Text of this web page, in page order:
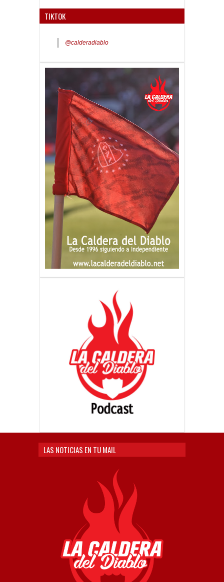
TIKTOK
@calderadiablo
LAS NOTICIAS EN TU MAIL